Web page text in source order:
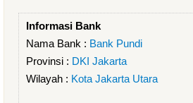
Informasi Bank
Nama Bank : Bank Pundi
Provinsi : DKI Jakarta
Wilayah : Kota Jakarta Utara